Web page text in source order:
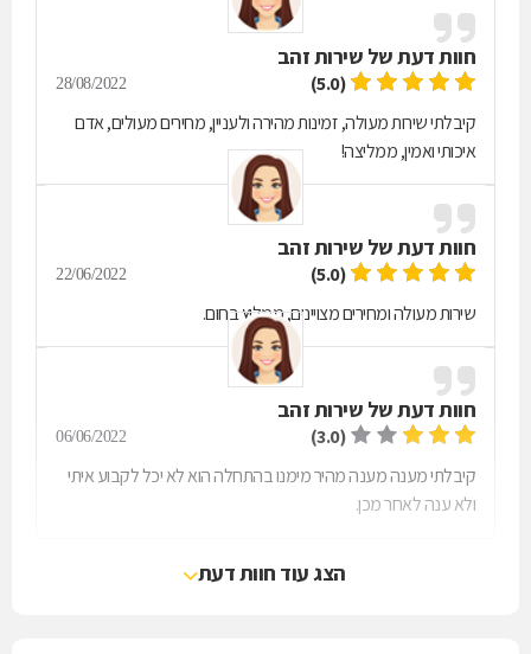
חוות דעת של שירות זהב
(5.0)
28/08/2022
קיבלתי שירות מעולה, זמינות מהירה ולעניין, מחירים מעולים, אדם
איכותי ואמין, ממליצה!
חוות דעת של שירות זהב
(5.0)
22/06/2022
שירות מעולה ומחירים מצויינים, ממליץ בחום.
חוות דעת של שירות זהב
(3.0)
06/06/2022
קיבלתי מענה מענה מהיר מימנו בהתחלה הוא לא יכל לקבוע איתי
ולא ענה לאחר מכן.
הצג עוד חוות דעת